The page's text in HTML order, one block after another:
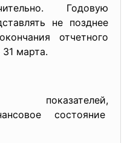
Годовую
не позднее
отчетного
31 марта.
состояние